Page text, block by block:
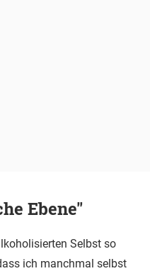
Ebene"
Selbst so
ich manchmal selbst